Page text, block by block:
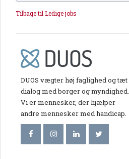
Tilbage til Ledige jobs
DUOS vægter høj faglighed og tæt
dialog med borger og myndighed.
Vi er mennesker, der hjælper
andre mennesker med handicap.